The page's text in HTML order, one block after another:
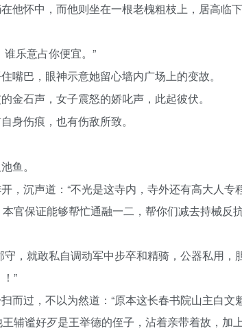
他怀中，而他则坐在一根老槐粗枝上，居高临
乐意占你便宜。”
嘴巴，眼神示意她留心墙内广场上的变故。
金石声，女子震怒的娇叱声，此起彼伏。
身伤痕，也有伤敌所致。
鱼。
，沉声道：“不光是这寺内，寺外还有高大人专
官保证能够帮忙通融一二，帮你们减去持械反
，就敢私自调动军中步卒和精骑，公器私用，
”
而过，不以为然道：“原本这长春书院山主白文
辅谧好歹是王举德的侄子，沾着亲带着故，加